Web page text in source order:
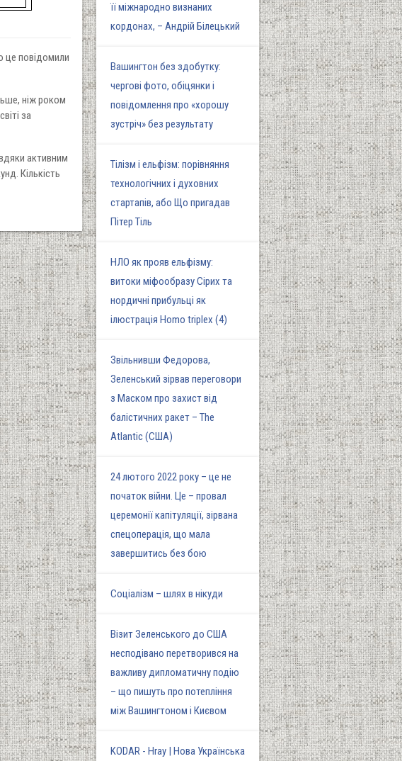
це повідомили
ніж роком
за
активним
Кількість
її міжнародно визнаних
кордонах, – Андрій Білецький
Вашингтон без здобутку:
чергові фото, обіцянки і
повідомлення про «хорошу
зустріч» без результату
Тілізм і ельфізм: порівняння
технологічних і духовних
стартапів, або Що пригадав
Пітер Тіль
НЛО як прояв ельфізму:
витоки міфообразу Сірих та
нордичні прибульці як
ілюстрація Homo triplex (4)
Звільнивши Федорова,
Зеленський зірвав переговори
з Маском про захист від
балістичних ракет – The
Atlantic (США)
24 лютого 2022 року – це не
початок війни. Це – провал
церемонії капітуляції, зірвана
спецоперація, що мала
завершитись без бою
Соціалізм – шлях в нікуди
Візит Зеленського до США
несподівано перетворився на
важливу дипломатичну подію
– що пишуть про потепління
між Вашингтоном і Києвом
KODAR - Hray | Нова Українська